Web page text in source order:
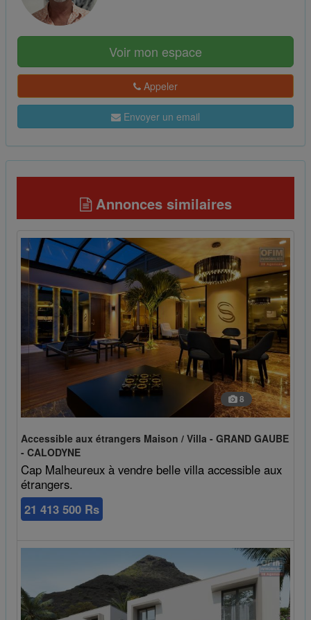
Voir mon espace
Appeler
Envoyer un email
Annonces similaires
8
Accessible aux étrangers Maison / Villa - GRAND GAUBE
- CALODYNE
Cap Malheureux à vendre belle villa accessible aux
étrangers.
21 413 500 Rs